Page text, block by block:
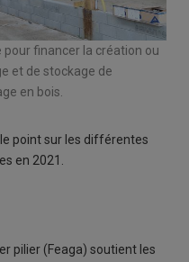
pour financer la création ou
et de stockage de
en bois.
point sur les différentes
en 2021.
pilier (Feaga) soutient les